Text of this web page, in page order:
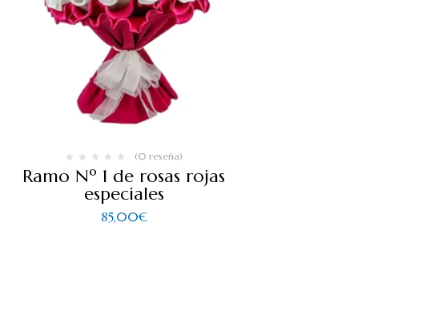
(0 reseña)
Ramo Nº 1 de rosas rojas
especiales
85,00€